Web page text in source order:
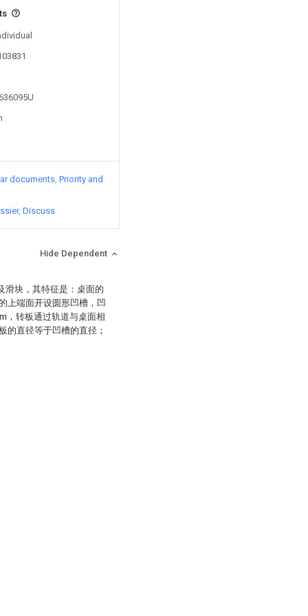
documents Priority and
Discuss
Hide Dependent
滑块，其特征是：桌面的
上端面开设圆形凹槽，凹
，转板通过轨道与桌面相
的直径等于凹槽的直径；